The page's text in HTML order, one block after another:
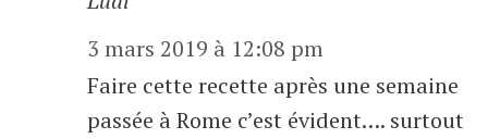
3 mars 2019 à 12:08 pm
Faire cette recette après une semaine
passée à Rome c’est évident…. surtout